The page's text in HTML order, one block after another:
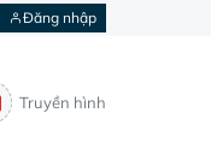
Đăng nhập
Truyền hình